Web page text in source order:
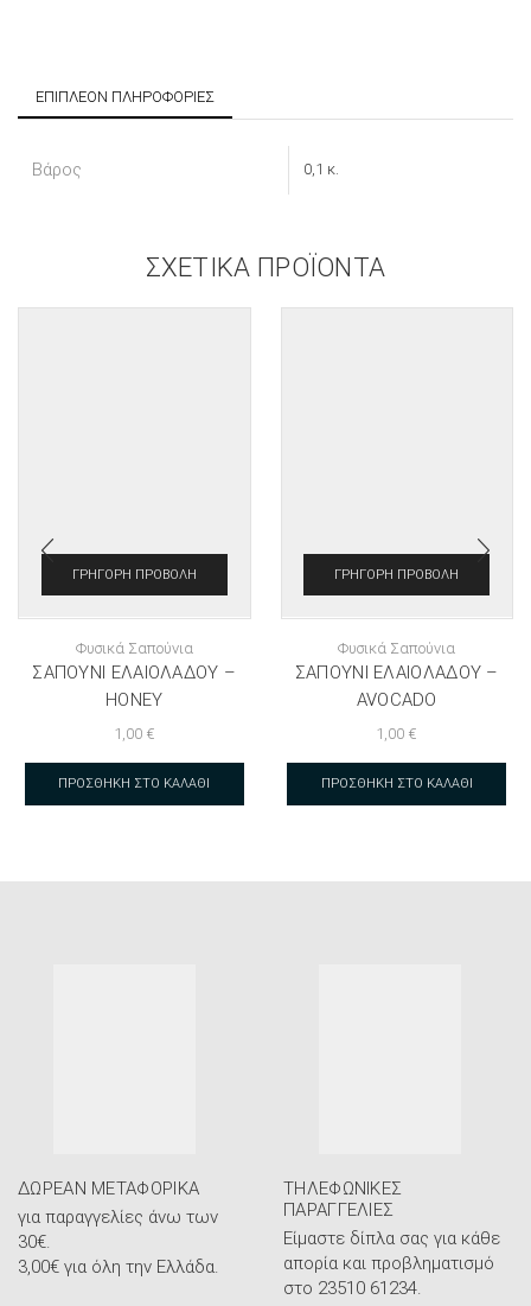
ΕΠΙΠΛΈΟΝ ΠΛΗΡΟΦΟΡΊΕΣ
Βάρος 0,1 κ.
ΣΧΕΤΙΚΆ ΠΡΟΪΌΝΤΑ
ΓΡΉΓΟΡΗ ΠΡΟΒΟΛΉ
Φυσικά Σαπούνια
ΣΑΠΟΎΝΙ ΕΛΑΙΌΛΑΔΟΥ –
HONEY
1,00 €
ΠΡΟΣΘΉΚΗ ΣΤΟ ΚΑΛΆΘΙ
ΓΡΉΓΟΡΗ ΠΡΟΒΟΛΉ
Φυσικά Σαπούνια
ΣΑΠΟΎΝΙ ΕΛΑΙΌΛΑΔΟΥ –
AVOCADO
1,00 €
ΠΡΟΣΘΉΚΗ ΣΤΟ ΚΑΛΆΘΙ
ΔΩΡΕΆΝ ΜΕΤΑΦΟΡΙΚΆ
για παραγγελίες άνω των
30€.
3,00€ για όλη την Ελλάδα.
ΤΗΛΕΦΩΝΙΚΈΣ
ΠΑΡΑΓΓΕΛΊΕΣ
Είμαστε δίπλα σας για κάθε
απορία και προβληματισμό
στο 23510 61234.